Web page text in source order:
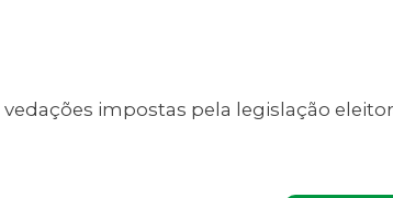
impostas pela legislação